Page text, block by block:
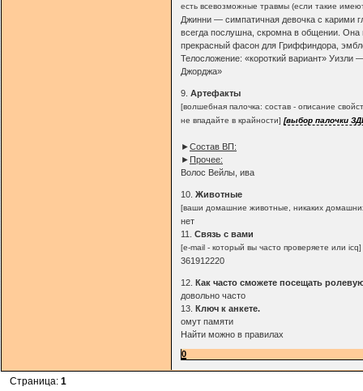
есть всевозможные травмы (если такие
Джинни — симпатичная девочка с карими
всегда послушна, скромна в общении.
прекрасный фасон для Гриффиндора,
Телосложение: «короткий вариант»
Джорджа»
9.Артефакты
[волшебная палочка: состав - описание
не впадайте в крайности][выбор палочки
►Состав ВП:
► Прочее:
Волос Вейлы, ива
10.Животные
[ваши домашние животные, никаких
нет
11.Связь с вами
[e-mail - который вы часто проверяете или icq]
361912220
12.Как часто сможете посещать
довольно часто
13. Ключ к анкете.
омут памяти
Найти можно в правилах
0
Страница:1